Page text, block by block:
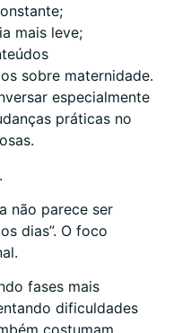
mais leve;
sobre maternidade.
especialmente
práticas no
não parece ser
dias”. O foco
fases mais
dificuldades